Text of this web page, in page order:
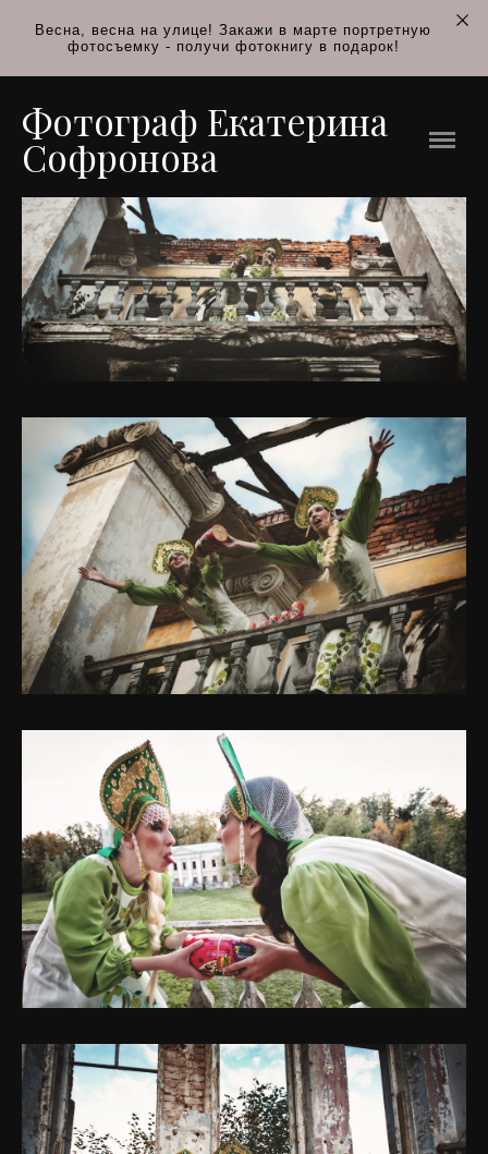
Весна, весна на улице! Закажи в марте портретную
фотосъемку - получи фотокнигу в подарок!
Фотограф Екатерина Софронова
Портфолио
Творческие проекты
Жанровая фотография
Городской пейзаж
Паровоз
Братья Карамясовы
Сестры Земляникины
Бродячие музыканты
Блог
Отзывы
КОНТАКТЫ
Фотограф Екатерина
Софронова